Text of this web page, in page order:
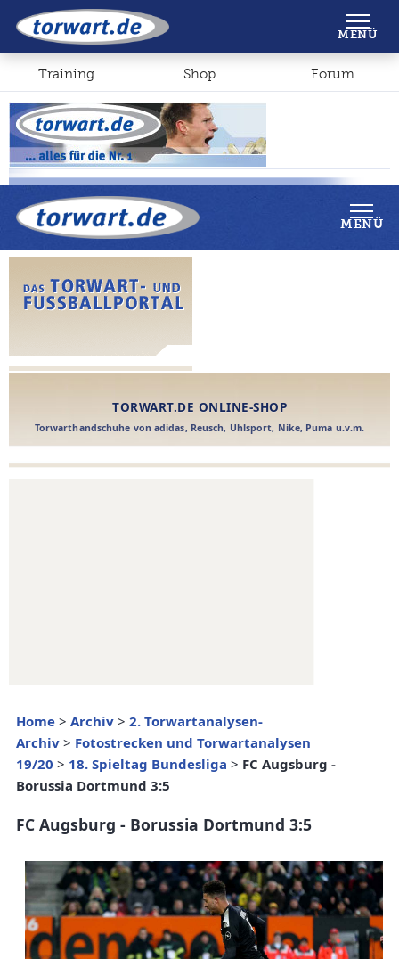
Shop Forum
MENÜ
Home > Archiv > 2. Torwartanalysen-
Archiv > Fotostrecken und Torwartanalysen
19/20 > 18. Spieltag Bundesliga > FC Augsburg -
Borussia Dortmund 3:5
FC Augsburg - Borussia Dortmund 3:5